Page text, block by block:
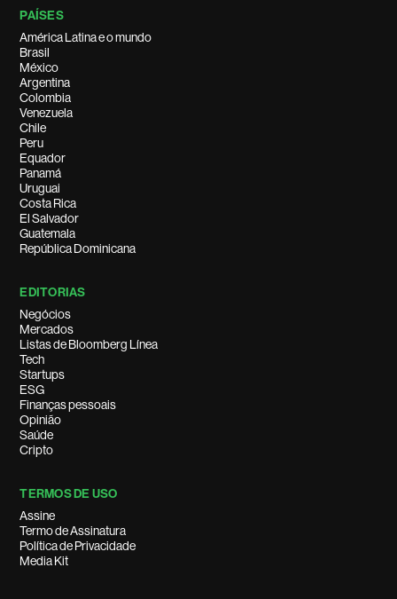
PAÍSES
América Latina e o mundo
Brasil
México
Argentina
Colombia
Venezuela
Chile
Peru
Equador
Panamá
Uruguai
Costa Rica
El Salvador
Guatemala
República Dominicana
EDITORIAS
Negócios
Mercados
Listas de Bloomberg Línea
Tech
Startups
ESG
Finanças pessoais
Opinião
Saúde
Cripto
TERMOS DE USO
Assine
Termo de Assinatura
Política de Privacidade
Media Kit